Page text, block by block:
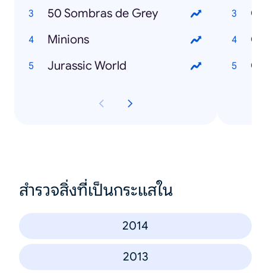
50 Sombras de Grey
Minions
Jurassic World
สำรวจสิ่งที่เป็นกระแสใน
2014
2013